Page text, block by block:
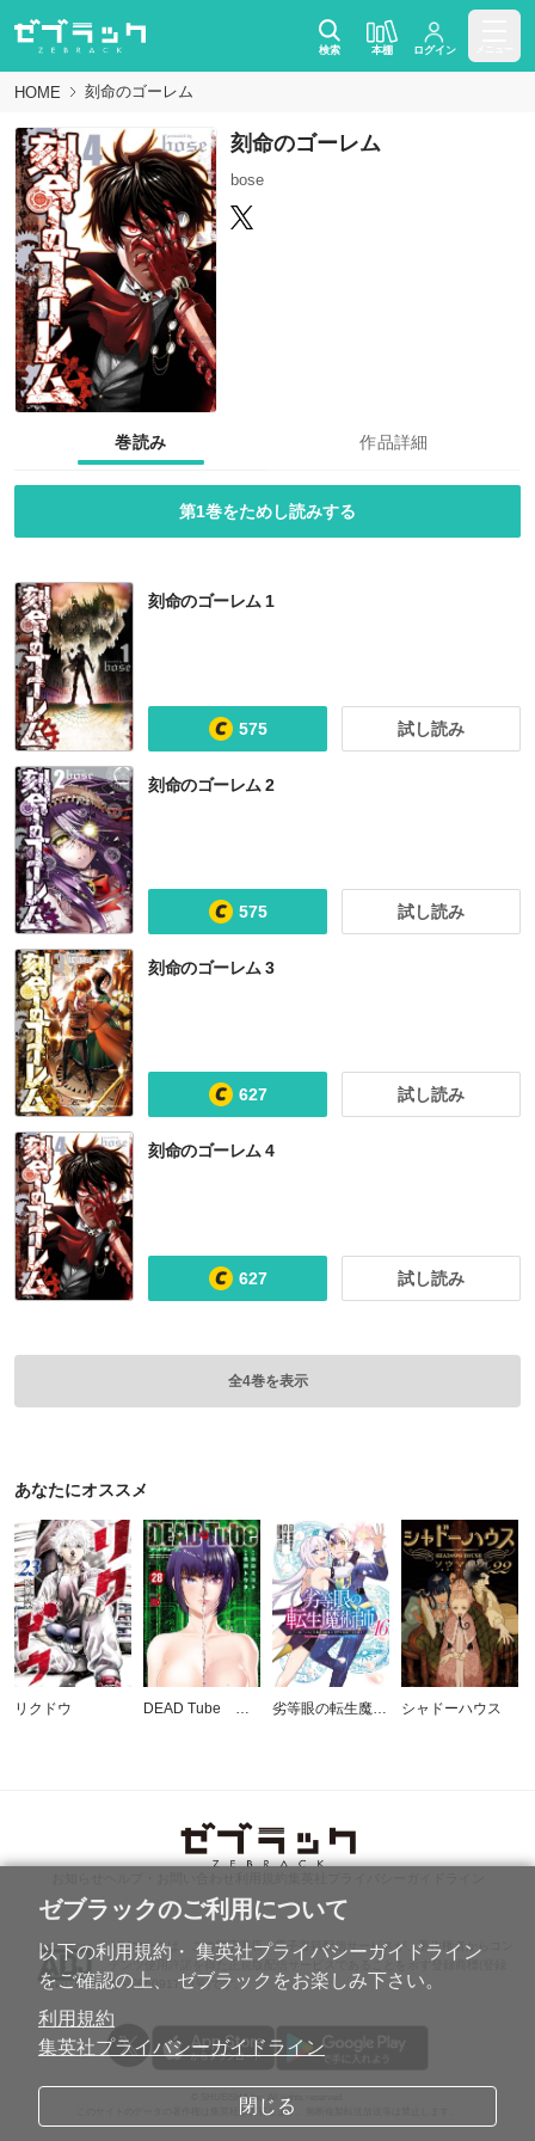
ゼブラックのご利用について
以下の利用規約・ 集英社プライバシーガイドライン
をご確認の上、 ゼブラックをお楽しみ下さい。
利用規約
集英社プライバシーガイドライン
閉じる
検索 本棚 ログイン
HOME 刻命のゴーレム
刻命のゴーレム
bose
巻読み 作品詳細
第1巻をためし読みする
刻命のゴーレム 1
575 試し読み
刻命のゴーレム 2
575 試し読み
刻命のゴーレム 3
627 試し読み
刻命のゴーレム 4
627 試し読み
全4巻を表示
あなたにオススメ
リクドウ シャドーハウス
ABJマークは、この電子書店・電子書籍配信サービスが、著作権者からコン
テンツ使用許諾を得た正規版配信サービスであることを示す登録商標(登録
番号第6091713号)です。
© SHUEISHA Inc. All rights reserved.
このサイトのデータの著作権は集英社が保有します。無断複製転送放送等は禁止します。